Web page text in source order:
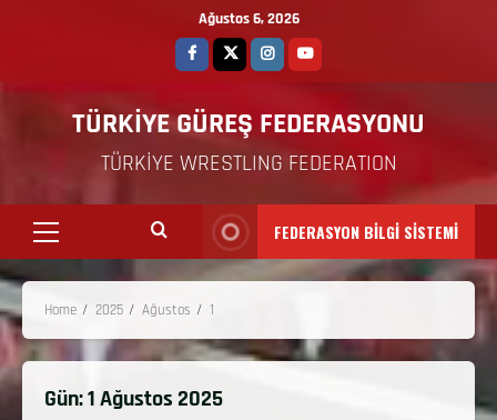
Ağustos 6, 2026
TÜRKİYE GÜREŞ FEDERASYONU
TÜRKİYE WRESTLING FEDERATION
FEDERASYON BİLGİ SİSTEMİ
Home 2025 Ağustos 1
Gün:1 Ağustos 2025